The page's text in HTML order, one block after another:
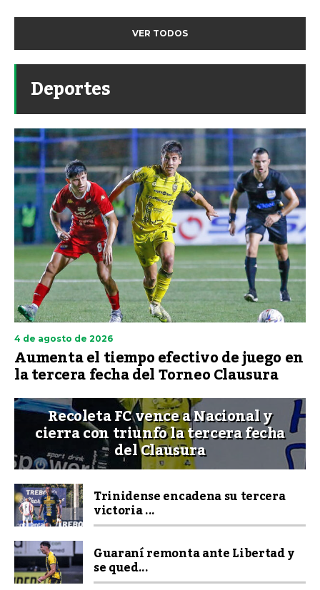
VER TODOS
Deportes
4 de agosto de 2026
Aumenta el tiempo efectivo de juego en
la tercera fecha del Torneo Clausura
Recoleta FC vence a Nacional y
cierra con triunfo la tercera fecha
del Clausura
Trinidense encadena su tercera
victoria ...
Guaraní remonta ante Libertad y
se qued...